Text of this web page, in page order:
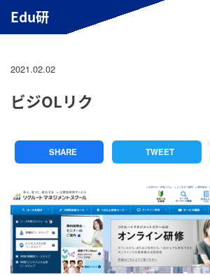
Edu研
2021.02.02
ビジOLリク
SHARE TWEET